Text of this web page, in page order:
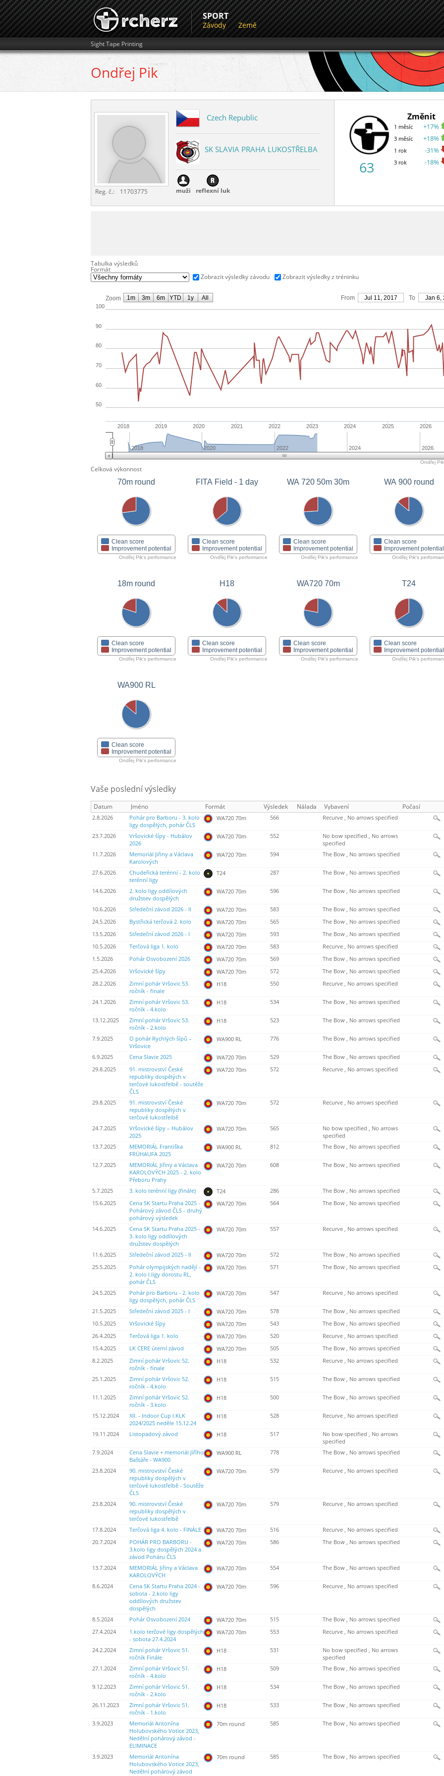
SPORT
Závody Země
Sight Tape Printing
Ondřej Pik
Reg. č.: 11703775
Czech Republic
SK SLAVIA PRAHA LUKOSTŘELBA
muži reflexní luk
63
Změnit
1 měsíc
3 měsíc
1 rok
3 rok
+17%
+18%
-31%
-18%
Tabulka výsledků
Formát
Zobrazit výsledky závodu
Zobrazit výsledky z tréninku
Zoom From Jul 11, 2017 To Jan 6,
2018 2019 2020 2021 2022 2023 2024 2025 2026
50
60
70
80
90
100
2018 2020 2022 2024 2026
1m 3m 6m YTD 1y All
Ondřej
Celková výkonnost
70m round
Clean score
Improvement potential
Ondřej Pik's performance
FITA Field - 1 day
Clean score
Improvement potential
Ondřej Pik's performance
WA 720 50m 30m
Clean score
Improvement potential
Ondřej Pik's performance
WA 900 round
Clean score
Improvement potential
Ondřej Pik's
18m round
Clean score
Improvement potential
Ondřej Pik's performance
H18
Clean score
Improvement potential
Ondřej Pik's performance
WA720 70m
Clean score
Improvement potential
Ondřej Pik's performance
T24
Clean score
Improvement potential
Ondřej Pik's
WA900 RL
Clean score
Improvement potential
Ondřej Pik's performance
Vaše poslední výsledky
Datum Jméno Formát Výsledek Nálada Vybavení Počasí
2.8.2026
Pohár pro Barboru - 3. kolo
ligy dospělých, pohár ČLS
WA720 70m 566 Recurve , No arrows specified
23.7.2026
Vršovické šípy - Hubálov
2026
WA720 70m 552
No bow specified , No arrows
specified
11.7.2026
Memoriál Jiřiny a Václava
Karolových
WA720 70m 594 The Bow , No arrows specified
27.6.2026
Chudeřická terénní - 2. kolo
terénní ligy
T24 287 The Bow , No arrows specified
14.6.2026
2. kolo ligy oddílových
družstev dospělých
WA720 70m 596 The Bow , No arrows specified
10.6.2026 Středeční závod 2026 - II WA720 70m 583
The Bow , No arrows specified
24.5.2026
Bystřická terčová 2. kolo WA720 70m 565
The Bow , No arrows specified
13.5.2026
Středeční závod 2026 - I WA720 70m 593
The Bow , No arrows specified
10.5.2026
Terčová liga 1. kolo WA720 70m 583
Recurve , No arrows specified
1.5.2026
Pohár Osvobození 2026 WA720 70m 569
The Bow , No arrows specified
25.4.2026
Vršovické šípy WA720 70m 572
The Bow , No arrows specified
28.2.2026
Zimní pohár Vršovic 53.
ročník - finale
H18 550 Recurve , No arrows specified
24.1.2026
Zimní pohár Vršovic 53.
ročník - 4.kolo
H18 534 The Bow , No arrows specified
13.12.2025
Zimní pohár Vršovic 53.
ročník - 2.kolo
H18 523 The Bow , No arrows specified
7.9.2025
O pohár Rychlých šípů –
Vršovice
WA900 RL 776 The Bow , No arrows specified
6.9.2025 Cena Slavie 2025 WA720 70m 529
The Bow , No arrows specified
29.8.2025
91. mistrovství České
republiky dospělých v
terčové lukostřelbě - soutěže
ČLS
WA720 70m 572 Recurve , No arrows specified
29.8.2025
91. mistrovství České
republiky dospělých v
terčové lukostřelbě
WA720 70m 572 Recurve , No arrows specified
24.7.2025
Vršovické šípy – Hubálov
2025
WA720 70m 565
No bow specified , No arrows
specified
13.7.2025
MEMORIÁL Františka
FRÜHAUFA 2025
WA900 RL 812 The Bow , No arrows specified
12.7.2025
MEMORIÁL Jiřiny a Václava
KAROLOVÝCH 2025 - 2. kolo
Přeboru Prahy
WA720 70m 608 The Bow , No arrows specified
5.7.2025 3. kolo terénní ligy (finále) T24 286
The Bow , No arrows specified
15.6.2025
Cena SK Startu Praha 2025 -
Pohárový závod ČLS - druhý
pohárový výsledek
WA720 70m 564 The Bow , No arrows specified
14.6.2025
Cena SK Startu Praha 2025 -
3. kolo ligy oddílových
družstev dospělých
WA720 70m 557 Recurve , No arrows specified
11.6.2025 Středeční závod 2025 - II WA720 70m 572
The Bow , No arrows specified
25.5.2025
Pohár olympijských nadějí -
2. kolo I.ligy dorostu RL,
pohár ČLS
WA720 70m 571 The Bow , No arrows specified
24.5.2025
Pohár pro Barboru - 2. kolo
ligy dospělých, pohár ČLS
WA720 70m 547 Recurve , No arrows specified
21.5.2025 Středeční závod 2025 - I WA720 70m 578
The Bow , No arrows specified
10.5.2025
Vršovické šípy WA720 70m 543
The Bow , No arrows specified
26.4.2025
Terčová liga 1. kolo WA720 70m 520
Recurve , No arrows specified
15.4.2025
LK CERE úterní závod WA720 70m 505
The Bow , No arrows specified
8.2.2025
Zimní pohár Vršovic 52.
ročník - finale
H18 532 Recurve , No arrows specified
25.1.2025
Zimní pohár Vršovic 52.
ročník - 4.kolo
H18 515 The Bow , No arrows specified
11.1.2025
Zimní pohár Vršovic 52.
ročník - 3.kolo
H18 500 The Bow , No arrows specified
15.12.2024
XII. - Indoor Cup I.KLK
2024/2025 neděle 15.12.24
H18 528 Recurve , No arrows specified
19.11.2024 Listopadový závod H18 517
No bow specified , No arrows
specified
7.9.2024
Cena Slavie + memoriál Jiřího
Baštáře - WA900
WA900 RL 778 The Bow , No arrows specified
23.8.2024
90. mistrovství České
republiky dospělých v
terčové lukostřelbě - Soutěže
ČLS
WA720 70m 579 Recurve , No arrows specified
23.8.2024
90. mistrovství České
republiky dospělých v
terčové lukostřelbě
WA720 70m 579 Recurve , No arrows specified
17.8.2024 Terčová liga 4. kolo - FINÁLE WA720 70m 516
Recurve , No arrows specified
20.7.2024
POHÁR PRO BARBORU -
3.kolo ligy dospělých 2024 a
závod Poháru ČLS
WA720 70m 586 The Bow , No arrows specified
13.7.2024
MEMORIÁL Jiřiny a Václava
KAROLOVÝCH
WA720 70m 554 The Bow , No arrows specified
8.6.2024
Cena SK Startu Praha 2024 -
sobota - 2.kolo ligy
oddílových družstev
dospělých
WA720 70m 596 Recurve , No arrows specified
8.5.2024 Pohár Osvobození 2024 WA720 70m 515
The Bow , No arrows specified
27.4.2024
1.kolo terčové ligy dospělých
- sobota 27.4.2024
WA720 70m 553 Recurve , No arrows specified
24.2.2024
Zimní pohár Vršovic 51.
ročník Finále
H18 531
No bow specified , No arrows
specified
27.1.2024
Zimní pohár Vršovic 51.
ročník - 4.kolo
H18 509 The Bow , No arrows specified
9.12.2023
Zimní pohár Vršovic 51.
ročník - 2.kolo
H18 534 The Bow , No arrows specified
26.11.2023
Zimní pohár Vršovic 51.
ročník - 1.kolo
H18 533 The Bow , No arrows specified
3.9.2023
Memoriál Antonína
Holubovského Votice 2023,
Nedělní pohárový závod -
ELIMINACE
70m round 585 The Bow , No arrows specified
3.9.2023
Memoriál Antonína
Holubovského Votice 2023,
Nedělní pohárový závod
70m round 585 The Bow , No arrows specified